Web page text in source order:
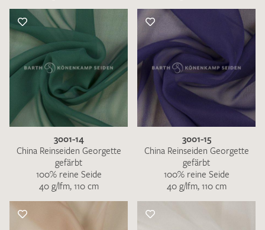
3001-14
China Reinseiden Georgette
gefärbt
100% reine Seide
40 g/lfm, 110 cm
3001-15
China Reinseiden Georgette
gefärbt
100% reine Seide
40 g/lfm, 110 cm